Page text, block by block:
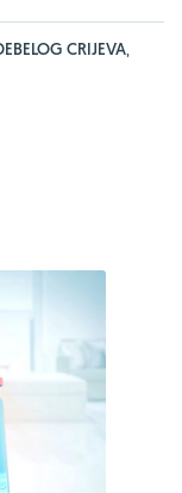
CRIJEVA,